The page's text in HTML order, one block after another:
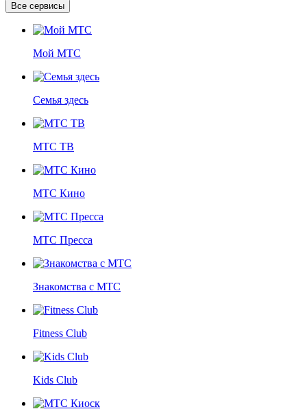
Все сервисы
Мой МТС
Семья здесь
МТС ТВ
МТС Кино
МТС Пресса
Знакомства с МТС
Fitness Club
Kids Club